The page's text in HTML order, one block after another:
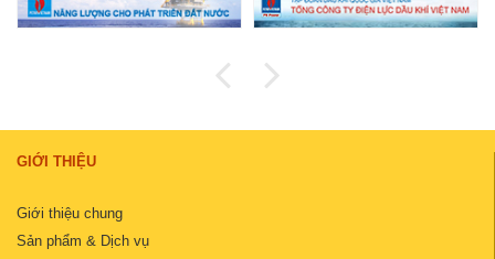
GIỚI THIỆU
Giới thiệu chung
Sản phẩm & Dịch vụ